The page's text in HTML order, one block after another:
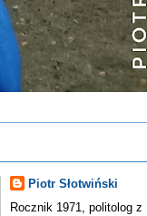
Piotr Słotwiński
Rocznik 1971, politolog z